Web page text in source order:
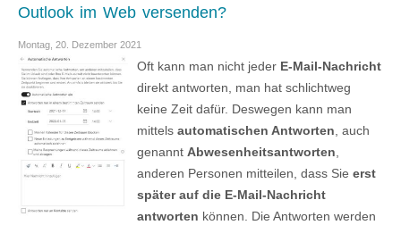
Outlook im Web versenden?
Montag, 20. Dezember 2021
Oft kann man nicht jeder E-Mail-Nachricht
direkt antworten, man hat schlichtweg
keine Zeit dafür. Deswegen kann man
mittels automatischen Antworten , auch
genannt Abwesenheitsantworten
anderen Personen mitteilen, dass Sie erst
später auf die E-Mail-Nachricht
antworten können. Die Antworten werden